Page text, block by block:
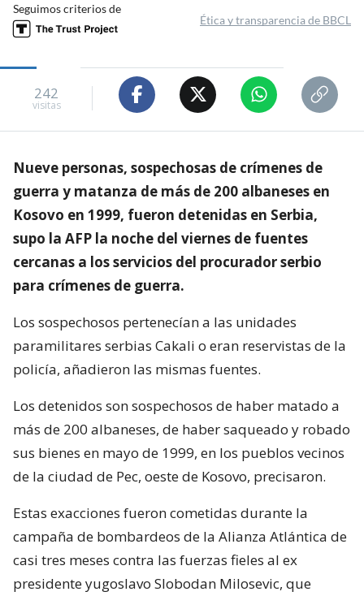
Seguimos criterios de
Ética y transparencia de BBCL
242
visitas
Nueve personas, sospechosas de crímenes de
guerra y matanza de más de 200 albaneses en
Kosovo en 1999, fueron detenidas en Serbia,
supo la AFP la noche del viernes de fuentes
cercanas a los servicios del procurador serbio
para crímenes de guerra.
Los sospechosos pertenecían a las unidades
paramilitares serbias Cakali o eran reservistas de la
policía, añadieron las mismas fuentes.
Los detenidos son sospechosos de haber matado a
más de 200 albaneses, de haber saqueado y robado
sus bienes en mayo de 1999, en los pueblos vecinos
de la ciudad de Pec, oeste de Kosovo, precisaron.
Estas exacciones fueron cometidas durante la
campaña de bombardeos de la Alianza Atlántica de
casi tres meses contra las fuerzas fieles al ex
presidente yugoslavo Slobodan Milosevic, que